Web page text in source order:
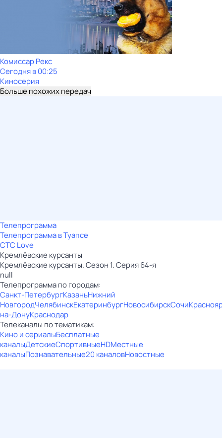
Комиссар Рекс
Сегодня в 00:25
Киносерия
Больше похожих передач
Телепрограмма
Телепрограмма в Туапсе
СТС Love
Кремлёвские курсанты
Кремлёвские курсанты. Сезон 1. Серия 64-я
null
Телепрограмма по городам:
Санкт-ПетербургКазаньНижний
НовгородЧелябинскЕкатеринбургНовосибирскСочи
на-ДонуКраснодар
Телеканалы по тематикам:
Кино и сериалыБесплатные
каналыДетскиеСпортивныеHDМестные
каналыПознавательные20 каналовНовостные